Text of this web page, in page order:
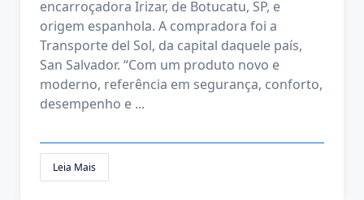
encarroçadora Irizar, de Botucatu, SP, e
origem espanhola. A compradora foi a
Transporte del Sol, da capital daquele país,
San Salvador. “Com um produto novo e
moderno, referência em segurança, conforto,
desempenho e ...
Leia Mais